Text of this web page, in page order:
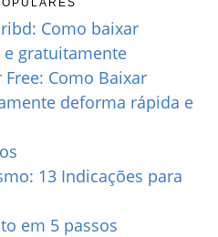
Como baixar
gratuitamente
Como Baixar
deforma rápida e
13 Indicações para
em 5 passos